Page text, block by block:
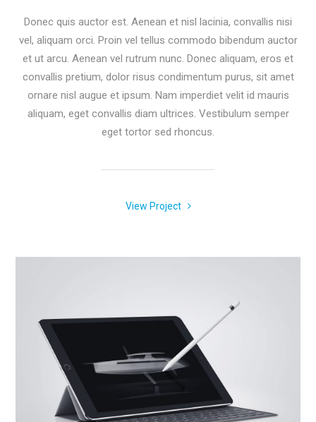
Donec quis auctor est. Aenean et nisl lacinia, convallis nisi
vel, aliquam orci. Proin vel tellus commodo bibendum auctor
et ut arcu. Aenean vel rutrum nunc. Donec aliquam, eros et
convallis pretium, dolor risus condimentum purus, sit amet
ornare nisl augue et ipsum. Nam imperdiet velit id mauris
aliquam, eget convallis diam ultrices. Vestibulum semper
eget tortor sed rhoncus.
View Project